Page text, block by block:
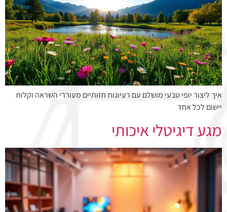
איך ליצור יופי טבעי מושלם עם רעיונות חזותיים מעוררי השראה וקלות
יישום לכל אחד
מגע דיגיטלי איכותי